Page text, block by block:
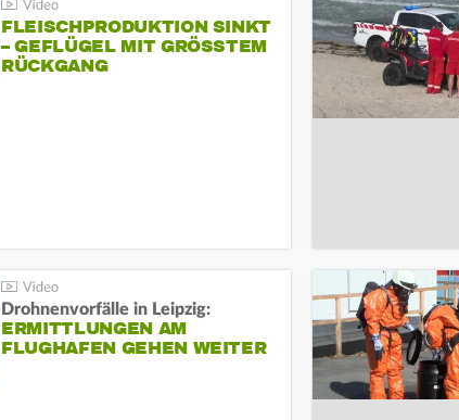
FLEISCHPRODUKTION SINKT
– GEFLÜGEL MIT GRÖSSTEM R
ÜCKGANG
Drohnenvorfälle in Leipzig:
ERMITTLUNGEN AM
FLUGHAFEN GEHEN WEITER